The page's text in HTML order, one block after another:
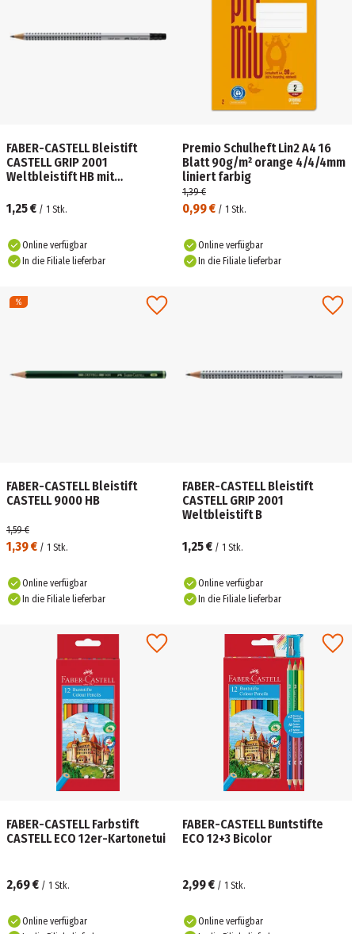
FABER-CASTELL Bleistift
CASTELL GRIP 2001
Weltbleistift HB mit
1,25 € / 1 Stk.
Online verfügbar
In die Filiale lieferbar
Premio Schulheft Lin2 A4 16
Blatt 90g/m² orange 4/4/4mm
liniert farbig
0,99 € / 1 Stk.
1,39 €
Online verfügbar
In die Filiale lieferbar
FABER-CASTELL Bleistift
CASTELL 9000 HB
1,39 € / 1 Stk.
1,59 €
Online verfügbar
In die Filiale lieferbar
FABER-CASTELL Bleistift
CASTELL GRIP 2001
Weltbleistift B
1,25 € / 1 Stk.
Online verfügbar
In die Filiale lieferbar
FABER-CASTELL Farbstift
CASTELL ECO 12er-Kartonetui
2,69 € / 1 Stk.
Online verfügbar
FABER-CASTELL Buntstifte
ECO 12+3 Bicolor
2,99 € / 1 Stk.
Online verfügbar